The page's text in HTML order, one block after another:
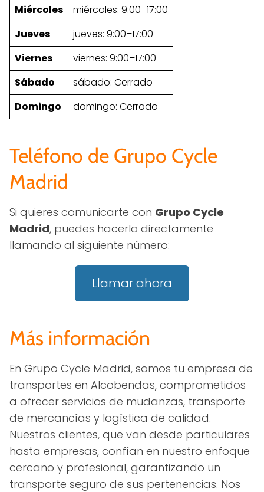
Miércoles
miércoles: 9:00–17:00
Jueves
jueves: 9:00–17:00
Viernes
viernes: 9:00–17:00
Sábado
sábado: Cerrado
Domingo
domingo: Cerrado
Teléfono de Grupo Cycle
Madrid
Si quieres comunicarte con Grupo Cycle
Madrid, puedes hacerlo directamente
llamando al siguiente número:
Llamar ahora
Más información
En Grupo Cycle Madrid, somos tu empresa de
transportes en Alcobendas, comprometidos
a ofrecer servicios de mudanzas, transporte
de mercancías y logística de calidad.
Nuestros clientes, que van desde particulares
hasta empresas, confían en nuestro enfoque
cercano y profesional, garantizando un
transporte seguro de sus pertenencias. Nos